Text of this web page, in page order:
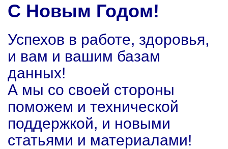
С Новым Годом!
Успехов в работе, здоровья,
и вам и вашим базам
данных!
А мы со своей стороны
поможем и технической
поддержкой, и новыми
статьями и материалами!